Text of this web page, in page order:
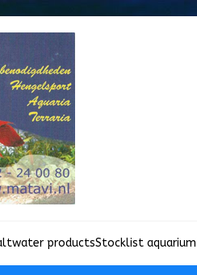
productsStocklist